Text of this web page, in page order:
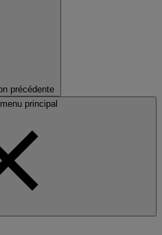
précédente
principal